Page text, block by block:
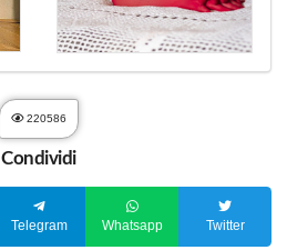
220586
Condividi
Telegram Whatsapp Twitter